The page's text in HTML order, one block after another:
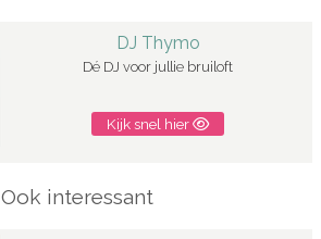
DJ Thymo
Dé DJ voor jullie bruiloft
Kijk snel hier
Ook interessant